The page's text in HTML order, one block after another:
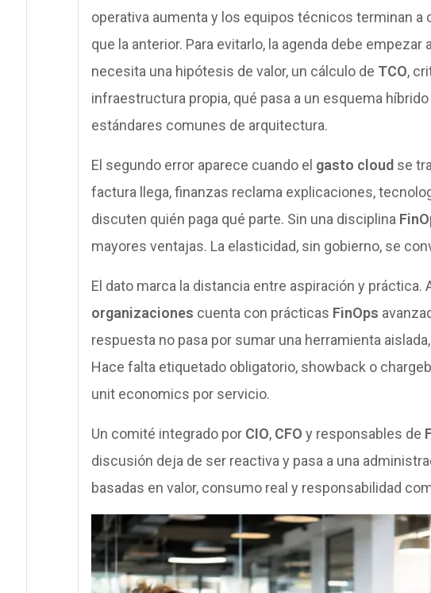
operativa aumenta y los equipos técnicos terminan
que la anterior. Para evitarlo, la agenda debe
necesita una hipótesis de valor, un cálculo de TCO,
infraestructura propia, qué pasa a un esquema
estándares comunes de arquitectura.
El segundo error aparece cuando el gasto cloud se
factura llega, finanzas reclama explicaciones,
discuten quién paga qué parte. Sin una disciplina
mayores ventajas. La elasticidad, sin gobierno, se
El dato marca la distancia entre aspiración y práctica.
organizaciones cuenta con prácticas FinOps
respuesta no pasa por sumar una herramienta
Hace falta etiquetado obligatorio, showback o
unit economics por servicio.
Un comité integrado por CIO, CFO y responsables de
discusión deja de ser reactiva y pasa a una
basadas en valor, consumo real y responsabilidad